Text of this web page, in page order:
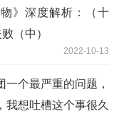
》深度解析：（十
（中）
2022-10-13
个最严重的问题，
我想吐槽这个事很久